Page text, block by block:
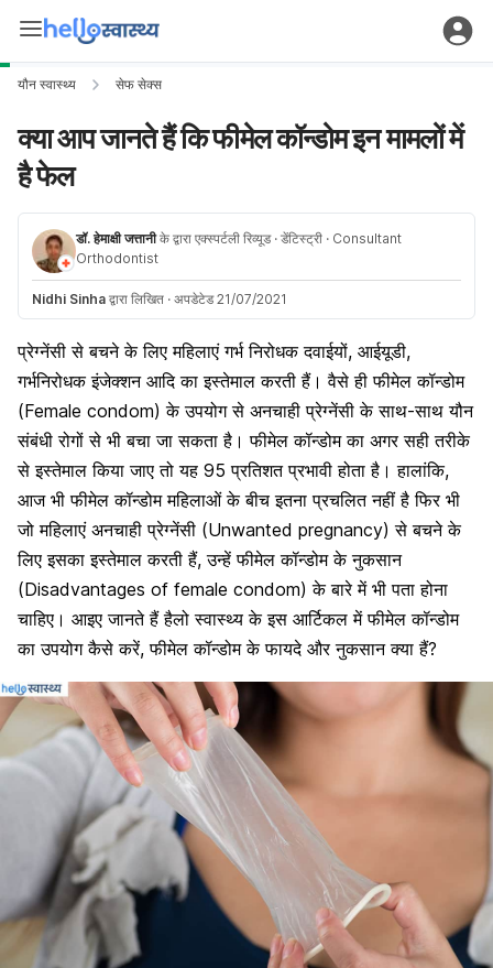
यौन स्वास्थ्य सेफ सेक्स
क्या आप जानते हैं कि फीमेल कॉन्डोम इन मामलों में
है फेल
डॉ. हेमाक्षी जत्तानीके द्वारा एक्स्पर्टली रिव्यूड · डेंटिस्ट्री · Consultant
Orthodontist
Nidhi Sinha द्वारा लिखित · अपडेटेड 21/07/2021
प्रेग्नेंसी से बचने के लिए महिलाएं गर्भ निरोधक दवाईयों, आईयूडी,
गर्भनिरोधक इंजेक्शन आदि का इस्तेमाल करती हैं। वैसे ही फीमेल कॉन्डोम
(Female condom) के उपयोग से अनचाही प्रेग्नेंसी के साथ-साथ यौन
संबंधी रोगों से भी बचा जा सकता है। फीमेल कॉन्डोम का अगर सही तरीके
से इस्तेमाल किया जाए तो यह 95 प्रतिशत प्रभावी होता है। हालांकि,
आज भी फीमेल कॉन्डोम महिलाओं के बीच इतना प्रचलित नहीं है फिर भी
जो महिलाएं अनचाही प्रेग्नेंसी (Unwanted pregnancy) से बचने के
लिए इसका इस्तेमाल करती हैं, उन्हें फीमेल कॉन्डोम के नुकसान
(Disadvantages of female condom) के बारे में भी पता होना
चाहिए। आइए जानते हैं हैलो स्वास्थ्य के इस आर्टिकल में फीमेल कॉन्डोम
का उपयोग कैसे करें, फीमेल कॉन्डोम के फायदे और नुकसान क्या हैं?